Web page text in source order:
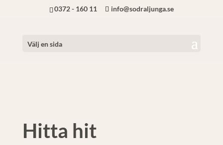
0372 - 160 11 info@sodraljunga.se
Välj en sida
Hitta hit